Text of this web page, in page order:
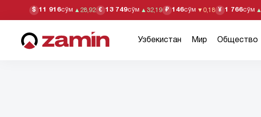
$ 11 916сўм ▲ 28,92 € 13 749сўм ▲ 32,19 ₽ 146сўм ▼ 0,18 ¥ 1 766сўм ▲
Узбекистан Мир Общество